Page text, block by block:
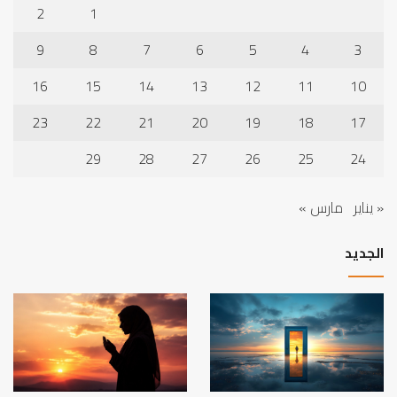
1
2
3
4
5
6
7
8
9
10
11
12
13
14
15
16
17
18
19
20
21
22
23
24
25
26
27
28
29
« يناير مارس »
الجديد